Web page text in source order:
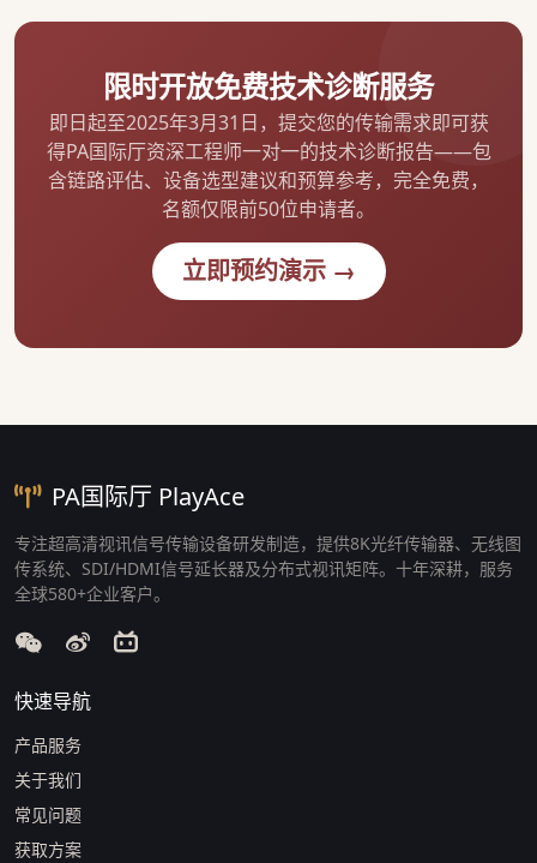
限时开放免费技术诊断服务
即日起至2025年3月31日，提交您的传输需求即可获
得PA国际厅资深工程师一对一的技术诊断报告——包
含链路评估、设备选型建议和预算参考，完全免费，
名额仅限前50位申请者。
立即预约演示 →
PA国际厅 PlayAce
专注超高清视讯信号传输设备研发制造，提供8K光纤传输器、无线图
传系统、SDI/HDMI信号延长器及分布式视讯矩阵。十年深耕，服务
全球580+企业客户。
快速导航
产品服务
关于我们
常见问题
获取方案